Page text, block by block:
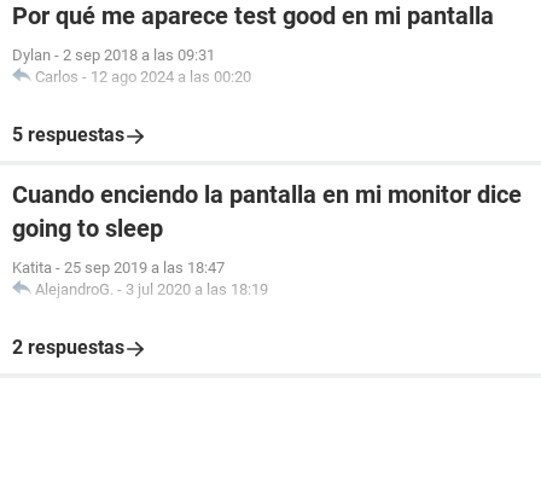
Por qué me aparece test good en mi pantalla
Dylan - 2 sep 2018 a las 09:31
Carlos - 12 ago 2024 a las 00:20
5 respuestas
Cuando enciendo la pantalla en mi monitor dice
going to sleep
Katita - 25 sep 2019 a las 18:47
AlejandroG. - 3 jul 2020 a las 18:19
2 respuestas